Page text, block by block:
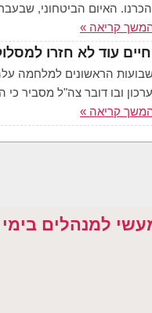
האיום הביטחוני,
קריאה »
עוד לא חזרו
הראשונים למלחמה
ובו דובר צה"ל מסביר
קריאה »
למנהלים בימי